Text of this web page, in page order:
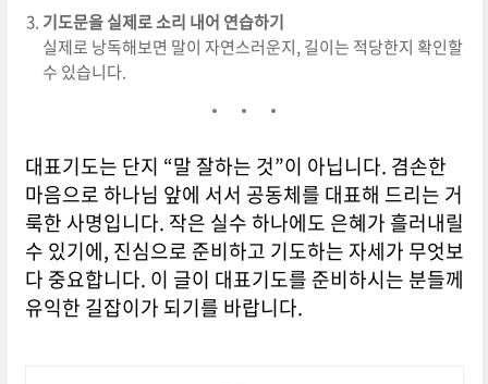
기도문을 실제로 소리 내어 연습하기
실제로 낭독해보면 말이 자연스러운지, 길이는 적당한지 확인할
수 있습니다.
대표기도는 단지 “말 잘하는 것”이 아닙니다. 겸손한
마음으로 하나님 앞에 서서 공동체를 대표해 드리는 거
룩한 사명입니다. 작은 실수 하나에도 은혜가 흘러내릴
수 있기에, 진심으로 준비하고 기도하는 자세가 무엇보
다 중요합니다. 이 글이 대표기도를 준비하시는 분들께
유익한 길잡이가 되기를 바랍니다.